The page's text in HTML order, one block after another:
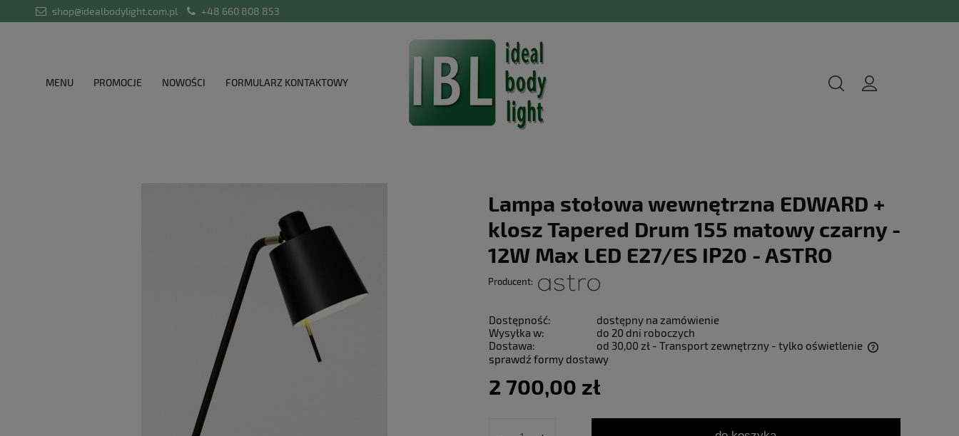
shop@idealbodylight.com.pl +48 660 808 853
MENU PROMOCJE NOWOŚCI FORMULARZ KONTAKTOWY
Lampa stołowa wewnętrzna EDWARD +
klosz Tapered Drum 155 matowy czarny -
12W Max LED E27/ES IP20 - ASTRO
Producent:
Dostępność:
dostępny na zamówienie
Wysyłka w:
do 20 dni roboczych
Dostawa:
od 30,00 zł - Transport zewnętrzny - tylko oświetlenie
sprawdź formy dostawy
2 700,00 zł